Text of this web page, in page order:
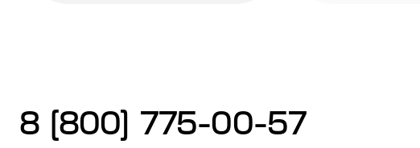
8 (800) 775-00-57